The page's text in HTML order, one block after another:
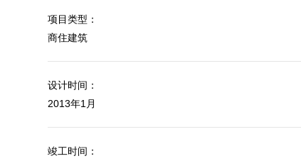
项目类型：
商住建筑
设计时间：
2013年1月
竣工时间：